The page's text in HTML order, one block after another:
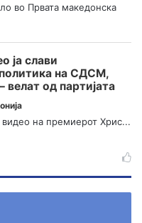
во Првата македонска
ја слави
на СДСМ,
велат од партијата
на премиерот Хрис...